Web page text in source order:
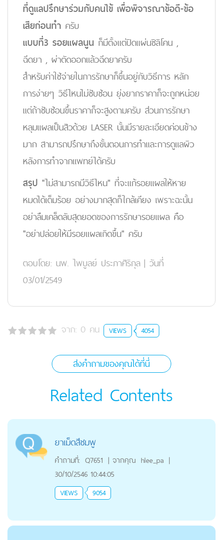
ที่ดูแลปรึกษาร่วมกับคนไข้ เพื่อพิจารณาข้อดี-ข้อ
เสียก่อนทำ ครับ
แบบที่3 รอยแผลนูน ก็มีตั้งแต่ปิดแผ่นซิลิโคน ,
ฉีดยา , ผ่าตัดออกแล้วฉีดยาครับ
สำหรับค่าใช้จ่ายในการรักษาก็ขึ้นอยู่กับวิธีการ หลัก
การง่ายๆ วิธีไหนไม่ซับซ้อน ยุ่งยากราคาก็จะถูกหน่อย
แต่ถ้าซับซ้อนขึ้นราคาก็จะสูงตามครับ ส่วนการรักษา
หลุมแผลเป็นสิวด้วย LASER นั้นมีรายละเอียดค่อนข้าง
มาก สามารถปรึกษาถึงขั้นตอนการทำและการดูแลผิว
หลังการทำจากแพทย์ได้ครับ
สรุป "ไม่สามารถมีวิธีไหน" ที่จะแก้รอยแผลให้หาย
หมดได้เต็มร้อย อย่างมากสุดก็ใกล้เคียง เพราะฉะนั้น
อย่าลืมเคล็ดลับสุดยอดของการรักษารอยแผล คือ
"อย่าปล่อยให้มีรอยแผลเกิดขึ้น" ครับ
ตอบโดย: นพ. ไพบูลย์ ประภาศิริกุล | วันที่
03/01/2549
จาก: 0 คน VIEWS 4054
ส่งคำถามของคุณได้ที่นี่
Related Contents
ยาเม็ดสีชมพู
คำถามที่: Q7651 | จากคุณ hlee_pa |
30/10/2546 10:44:05
VIEWS 9054